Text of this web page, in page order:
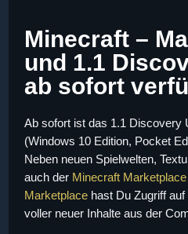
Minecraft –
und 1.1
ab sofort
Ab sofort ist das 1.1 Discovery
(Windows 10 Edition, Pocket
Neben neuen Spielwelten,
auch der Minecraft Marketplace
Marketplace hast Du Zugriff
voller neuer Inhalte aus der